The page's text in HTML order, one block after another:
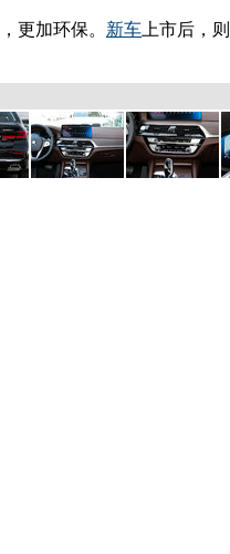
更加环保。 新车 上市后，